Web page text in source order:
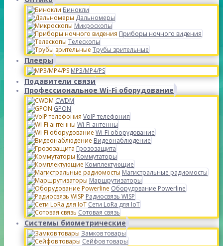
Бинокли
Дальномеры
Микроскопы
Приборы ночного видения
Телескопы
Трубы зрительные
Плееры
MP3/MP4/PS
Подавители связи
Профессиональное Wi-Fi оборудование
CWDM
GPON
VoIP телефония
Wi-Fi антенны
Wi-Fi оборудование
Видеонаблюдение
Грозозащита
Коммутаторы
Комплектующие
Магистральные радиомосты
Маршрутизаторы
Оборудование Powerline
Радиосвязь WISP
Сети LoRa для IoT
Сотовая связь
Системы биометрические
Замков товары
Сейфов товары